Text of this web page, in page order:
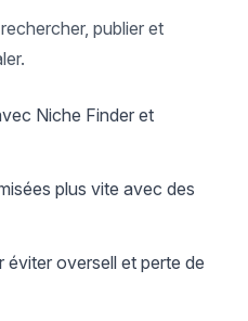
publier et
Niche Finder et
plus vite avec des
oversell et perte de